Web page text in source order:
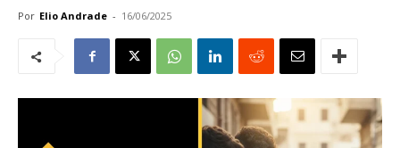
Por Elio Andrade - 16/06/2025